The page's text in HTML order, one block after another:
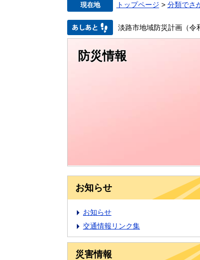
現在地 トップページ > 分類でさ
淡路市地域防災計画（令
防災情報
お知らせ
お知らせ
交通情報リンク集
災害情報